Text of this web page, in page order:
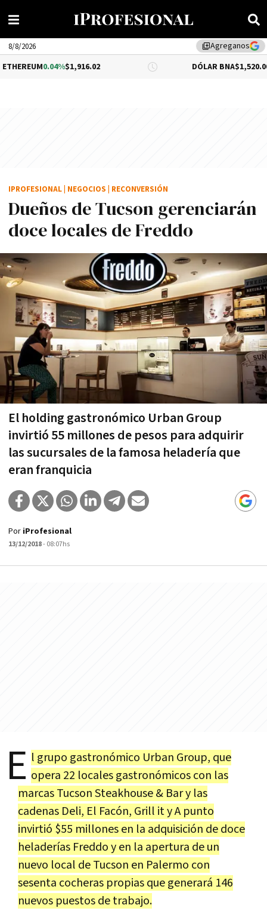
library_addAgreganos
8/8/2026
$1,916.02 DÓLAR BNA $1,520.00
Dueños de Tucson gerenciarán
doce locales de Freddo
El holding gastronómico Urban Group
invirtió 55 millones de pesos para adquirir
las sucursales de la famosa heladería que
eran franquicia
IPROFESIONAL NEGOCIOS RECONVERSIÓN
Por iProfesional
13/12/2018- 08:07hs
E l grupo gastronómico Urban Group, que
opera 22 locales gastronómicos con las
marcas Tucson Steakhouse & Bar y las
cadenas Deli, El Facón, Grill it y A punto
invirtió $55 millones en la adquisición de doce
heladerías Freddo y en la apertura de un
nuevo local de Tucson en Palermo con
sesenta cocheras propias que generará 146
nuevos puestos de trabajo.